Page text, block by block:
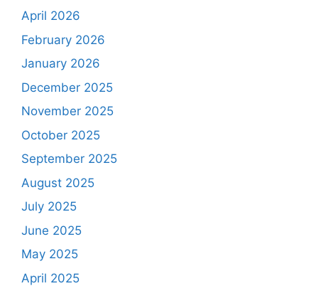
April 2026
February 2026
January 2026
December 2025
November 2025
October 2025
September 2025
August 2025
July 2025
June 2025
May 2025
April 2025